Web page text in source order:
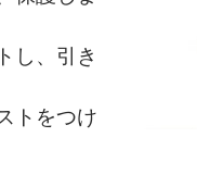
し、引き
トをつけ